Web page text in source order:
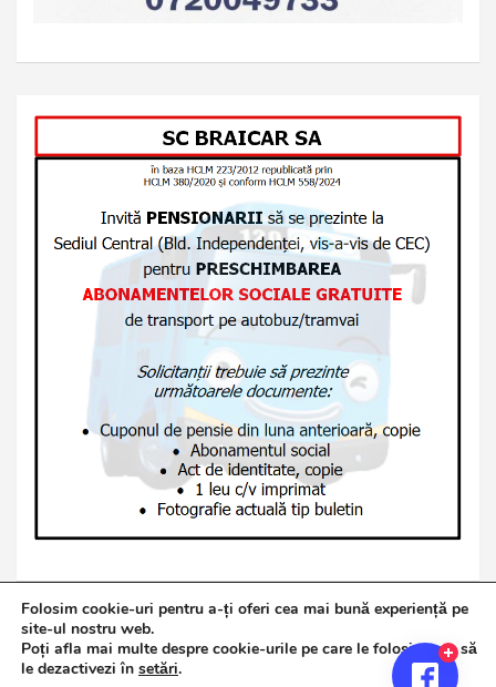
Copyright © 2026Jurnalul de Brăila
Politică de confidențialitate
Theme Horse
Folosim cookie-uri pentru a-ți oferi cea mai bună experiență pe
site-ul nostru web.
Poți afla mai multe despre cookie-urile pe care le folosim sau să
le dezactivezi în setări.